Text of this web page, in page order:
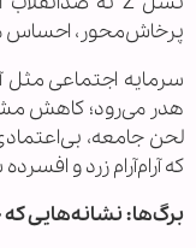
پرخاش‌محور،
سرمایه اجتماعی
هدر می‌رود؛ کاهش
لحن جامعه،
که آرام‌آرام زرد و
برگ‌ها: نشانه‌هایی